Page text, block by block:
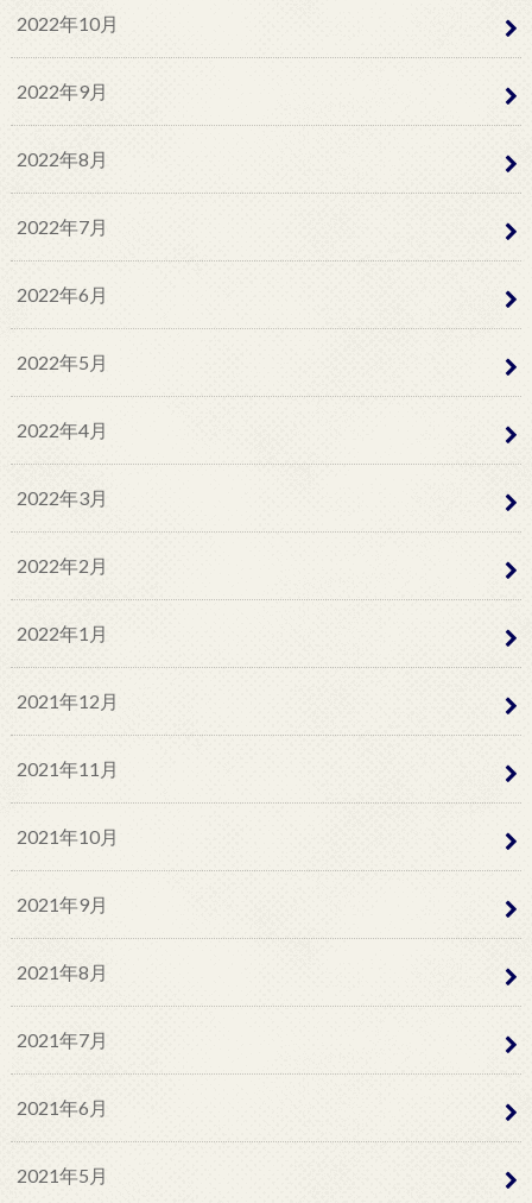
2022年10月
2022年9月
2022年8月
2022年7月
2022年6月
2022年5月
2022年4月
2022年3月
2022年2月
2022年1月
2021年12月
2021年11月
2021年10月
2021年9月
2021年8月
2021年7月
2021年6月
2021年5月